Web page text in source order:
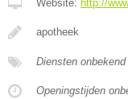
Website: http://
apotheek
Diensten onbekend
Openingstijden